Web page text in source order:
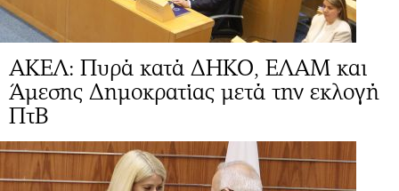
ΑΚΕΛ: Πυρά κατά ΔΗΚΟ, ΕΛΑΜ και
Άμεσης Δημοκρατίας μετά την εκλογή
ΠτΒ